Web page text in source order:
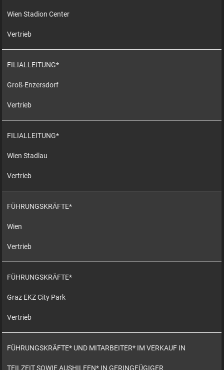
Wien Stadion Center
Vertrieb
FILIALLEITUNG*
Groß-Enzersdorf
Vertrieb
FILIALLEITUNG*
Wien Stadlau
Vertrieb
FÜHRUNGSKRÄFTE*
Wien
Vertrieb
FÜHRUNGSKRÄFTE*
Graz EKZ City Park
Vertrieb
FÜHRUNGSKRÄFTE* UND MITARBEITER* IM VERKAUF IN
TEILZEIT SOWIE AUSHILFEN* IN GERINGFÜGIGER